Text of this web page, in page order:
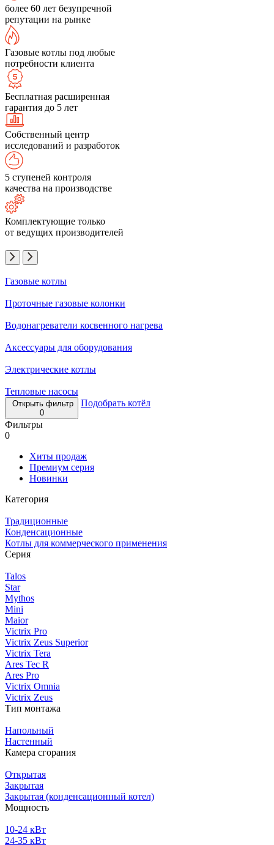
более 60 лет безупречной
репутации на рынке
Газовые котлы под любые
потребности клиента
Бесплатная расширенная
гарантия до 5 лет
Собственный центр
исследований и разработок
5 ступеней контроля
качества на производстве
Комплектующие только
от ведущих производителей
Газовые котлы
Проточные газовые колонки
Водонагреватели косвенного нагрева
Аксессуары для оборудования
Электрические котлы
Тепловые насосы
Открыть фильтр
0
Подобрать котёл
Фильтры
0
Хиты продаж
Премиум серия
Новинки
Категория
Традиционные
Конденсационные
Котлы для коммерческого применения
Серия
Talos
Star
Mythos
Mini
Maior
Victrix Pro
Victrix Zeus Superior
Victrix Tera
Ares Tec R
Ares Pro
Victrix Omnia
Victrix Zeus
Тип монтажа
Напольный
Настенный
Камера сгорания
Открытая
Закрытая
Закрытая (конденсационный котел)
Мощность
10-24 кВт
24-35 кВт